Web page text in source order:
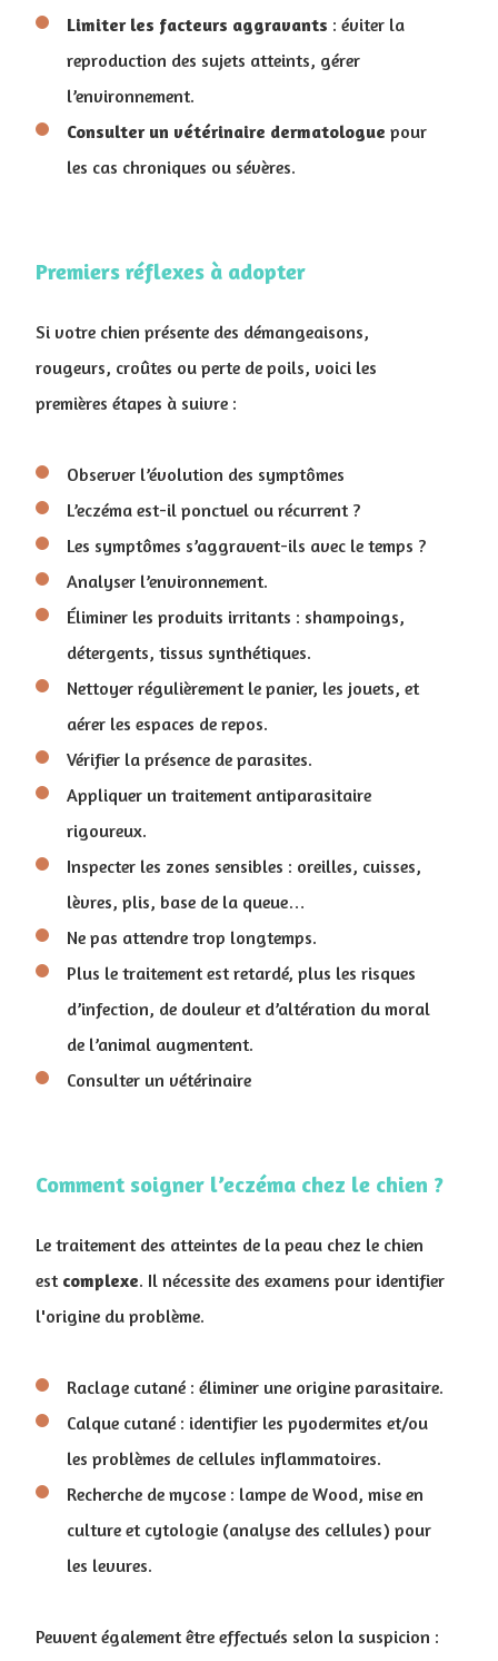
Limiter les facteurs aggravants : éviter la
reproduction des sujets atteints, gérer
l’environnement.
Consulter un vétérinaire dermatologue pour
les cas chroniques ou sévères.
Premiers réflexes à adopter
Si votre chien présente des démangeaisons,
rougeurs, croûtes ou perte de poils, voici les
premières étapes à suivre :
Observer l’évolution des symptômes
L’eczéma est-il ponctuel ou récurrent ?
Les symptômes s’aggravent-ils avec le temps ?
Analyser l’environnement.
Éliminer les produits irritants : shampoings,
détergents, tissus synthétiques.
Nettoyer régulièrement le panier, les jouets, et
aérer les espaces de repos.
Vérifier la présence de parasites.
Appliquer un traitement antiparasitaire
rigoureux.
Inspecter les zones sensibles : oreilles, cuisses,
lèvres, plis, base de la queue…
Ne pas attendre trop longtemps.
Plus le traitement est retardé, plus les risques
d’infection, de douleur et d’altération du moral
de l’animal augmentent.
Consulter un vétérinaire
Comment soigner l’eczéma chez le chien ?
Le traitement des atteintes de la peau chez le chien
est complexe. Il nécessite des examens pour identifier
l'origine du problème.
Raclage cutané : éliminer une origine parasitaire.
Calque cutané : identifier les pyodermites et/ou
les problèmes de cellules inflammatoires.
Recherche de mycose : lampe de Wood, mise en
culture et cytologie (analyse des cellules) pour
les levures.
Peuvent également être effectués selon la suspicion :